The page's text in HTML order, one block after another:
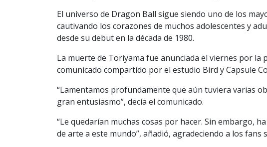
El universo de Dragon Ball sigue siendo uno de los
cautivando los corazones de muchos adolescentes y
desde su debut en la década de 1980.
La muerte de Toriyama fue anunciada el viernes por la
comunicado compartido por el estudio Bird y Capsule
“Lamentamos profundamente que aún tuviera varias
gran entusiasmo”, decía el comunicado.
“Le quedarían muchas cosas por hacer. Sin embargo,
de arte a este mundo”, añadió, agradeciendo a los